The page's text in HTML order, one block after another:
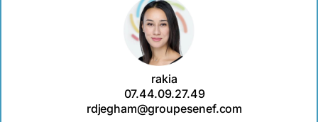
rakia
07.44.09.27.49
rdjegham@groupesenef.com